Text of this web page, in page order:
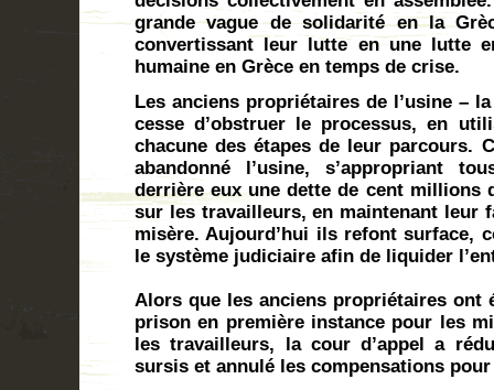
grande vague de solidarité en la
convertissant leur lutte en une lutte
humaine en Grèce en temps de crise.
Les anciens propriétaires de l’usine –
cesse d’obstruer le processus, en
chacune des étapes de leur parcours.
abandonné l’usine, s’appropriant
derrière eux une dette de cent millions
sur les travailleurs, en maintenant leur
misère. Aujourd’hui ils refont surface,
le système judiciaire afin de liquider
Alors que les anciens propriétaires ont
prison en première instance pour les
les travailleurs, la cour d’appel a
sursis et annulé les compensations